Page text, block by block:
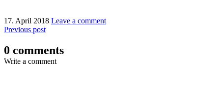
17. April 2018 Leave a comment
Previous post
0 comments
Write a comment